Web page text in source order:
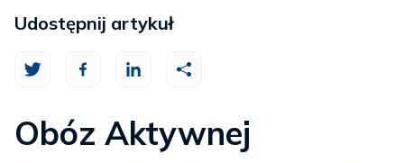
Obóz Aktywnej
Udostępnij artykuł